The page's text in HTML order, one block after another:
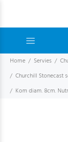
Home Servies
Churchill Stonecast
Kom diam. 8cm.